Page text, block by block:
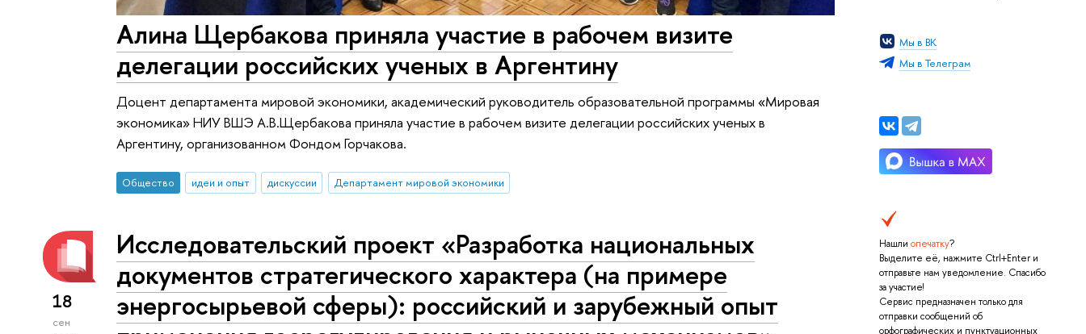
Мы в ВК
Мы в Телеграм
Нашли опечатку?
Выделите её, нажмите Ctrl+Enter и
отправьте нам уведомление. Спасибо
за участие!
Сервис предназначен только для
отправки сообщений об
орфографических и пунктуационных
Алина Щербакова приняла участие в рабочем визите
делегации российских ученых в Аргентину
Доцент департамента мировой экономики, академический руководитель образовательной программы «Мировая
экономика» НИУ ВШЭ А.В.Щербакова приняла участие в рабочем визите делегации российских ученых в
Аргентину, организованном Фондом Горчакова.
Общество идеи и опыт дискуссии Департамент мировой экономики
18
сен
Исследовательский проект «Разработка национальных
документов стратегического характера (на примере
энергосырьевой сферы): российский и зарубежный опыт